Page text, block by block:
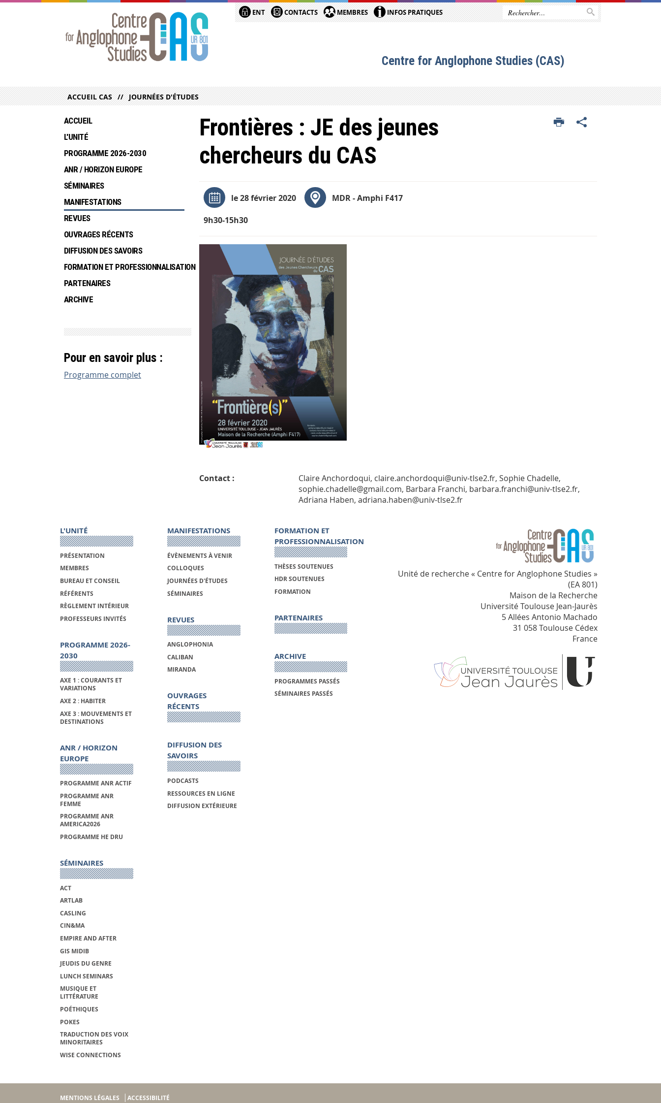
ENT CONTACTS MEMBRES INFOS PRATIQUES
Centre for Anglophone Studies (CAS)
ACCUEIL CAS JOURNÉES D'ÉTUDES
Frontières : JE des jeunes
chercheurs du CAS
le 28 février 2020
9h30-15h30
MDR - Amphi F417
Contact :
Claire Anchordoqui, claire.anchordoqui@univ-tlse2.fr, Sophie Chadelle,
sophie.chadelle@gmail.com, Barbara Franchi, barbara.franchi@univ-tlse2.fr,
Adriana Haben, adriana.haben@univ-tlse2.fr
ACCUEIL
L'UNITÉ
PROGRAMME 2026-2030
ANR / HORIZON EUROPE
SÉMINAIRES
MANIFESTATIONS
REVUES
OUVRAGES RÉCENTS
DIFFUSION DES SAVOIRS
FORMATION ET PROFESSIONNALISATION
PARTENAIRES
ARCHIVE
Pour en savoir plus :
Programme complet
L'UNITÉ
PRÉSENTATION
MEMBRES
BUREAU ET CONSEIL
RÉFÉRENTS
RÈGLEMENT INTÉRIEUR
PROFESSEURS INVITÉS
PROGRAMME 2026-
2030
AXE 1 : COURANTS ET
VARIATIONS
AXE 2 : HABITER
AXE 3 : MOUVEMENTS ET
DESTINATIONS
ANR / HORIZON
EUROPE
PROGRAMME ANR ACTIF
PROGRAMME ANR
FEMME
PROGRAMME ANR
AMERICA2026
PROGRAMME HE DRU
SÉMINAIRES
ACT
ARTLAB
CASLING
CIN&MA
EMPIRE AND AFTER
GIS MIDIB
JEUDIS DU GENRE
LUNCH SEMINARS
MUSIQUE ET
LITTÉRATURE
POÉTHIQUES
POKES
TRADUCTION DES VOIX
MINORITAIRES
WISE CONNECTIONS
MANIFESTATIONS
ÉVÈNEMENTS À VENIR
COLLOQUES
JOURNÉES D'ÉTUDES
SÉMINAIRES
REVUES
ANGLOPHONIA
CALIBAN
MIRANDA
OUVRAGES
RÉCENTS
DIFFUSION DES
SAVOIRS
PODCASTS
RESSOURCES EN LIGNE
DIFFUSION EXTÉRIEURE
FORMATION ET
PROFESSIONNALISATION
THÈSES SOUTENUES
HDR SOUTENUES
FORMATION
PARTENAIRES
ARCHIVE
PROGRAMMES PASSÉS
SÉMINAIRES PASSÉS
Unité de recherche « Centre for Anglophone Studies »
(EA 801)
Maison de la Recherche
Université Toulouse Jean-Jaurès
5 Allées Antonio Machado
31 058 Toulouse Cédex
France
MENTIONS LÉGALES ACCESSIBILITÉ